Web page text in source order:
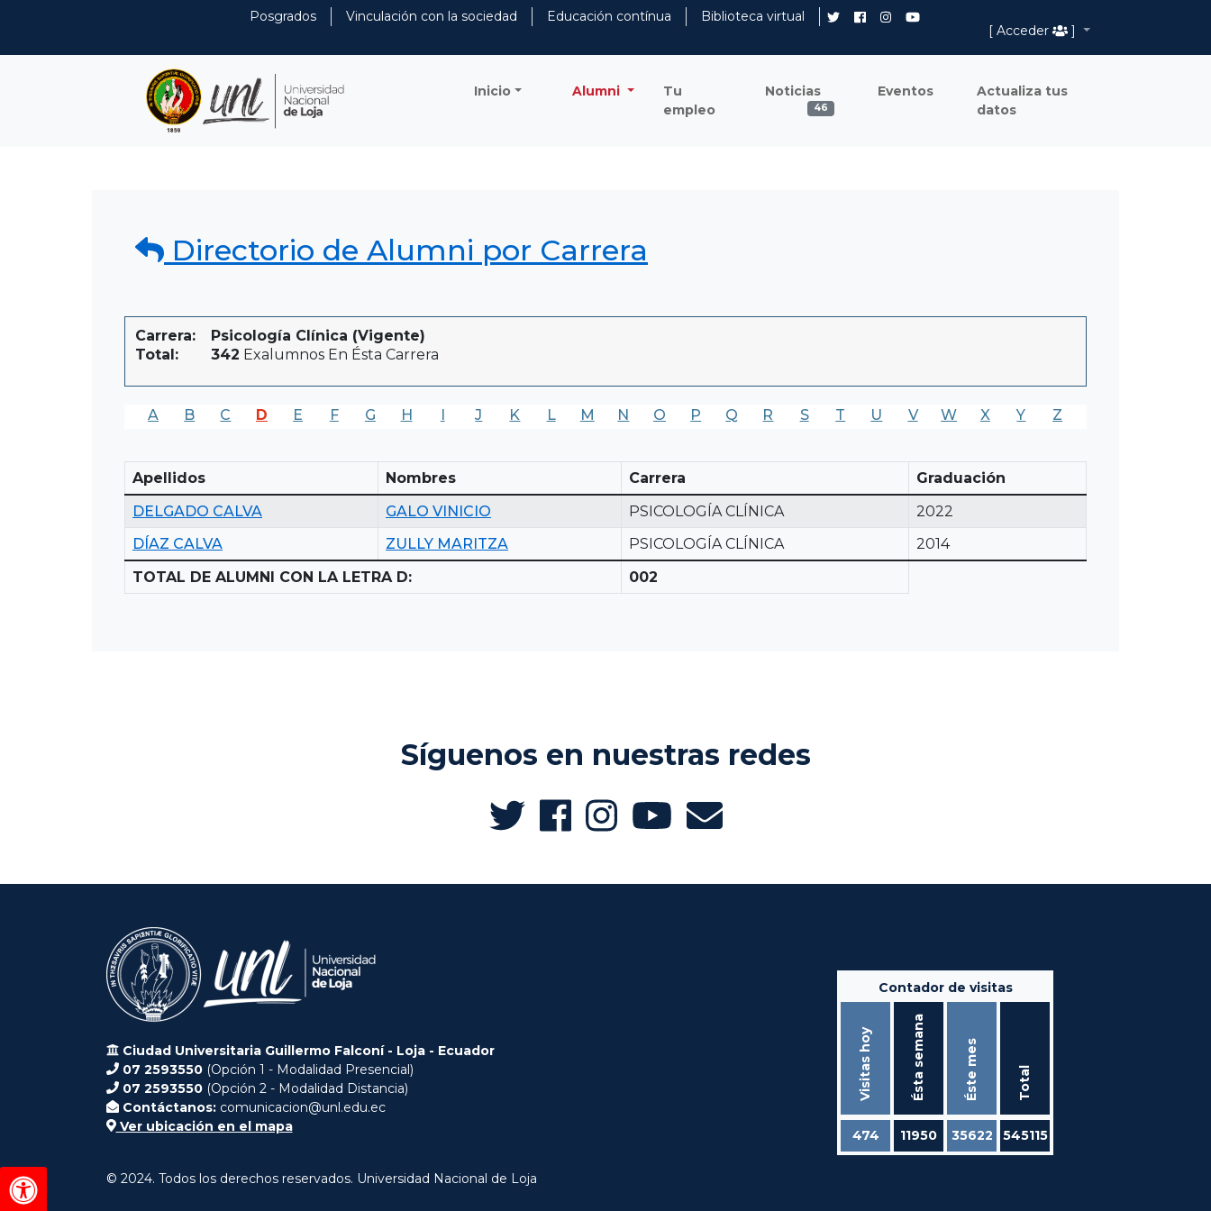
Posgrados Vinculación con la sociedad Educación contínua
Biblioteca virtual
[ Acceder
]
Inicio Alumni
Tu
empleo
Noticias
46
Eventos
Actualiza tus
datos
Directorio de Alumni por Carrera
Carrera:
Psicología Clínica (Vigente)
Total:
342 Exalumnos En Ésta Carrera
A B C D E F G H I J K L M N O P Q R S T U V W X Y Z
Apellidos Nombres Carrera
Graduación
DELGADO CALVA
GALO VINICIO PSICOLOGÍA CLÍNICA
2022
DÍAZ CALVA
ZULLY MARITZA PSICOLOGÍA CLÍNICA
2014
TOTAL DE ALUMNI CON LA LETRA D:
002
Síguenos en nuestras redes
Ciudad Universitaria Guillermo Falconí - Loja - Ecuador
07 2593550 (Opción 1 - Modalidad Presencial)
07 2593550 (Opción 2 - Modalidad Distancia)
Contáctanos: comunicacion@unl.edu.ec
Ver ubicación en el mapa
Contador de visitas
Visitas hoy Ésta semana Éste mes Total
474 11950 35622 545115
© 2024. Todos los derechos reservados. Universidad Nacional de Loja